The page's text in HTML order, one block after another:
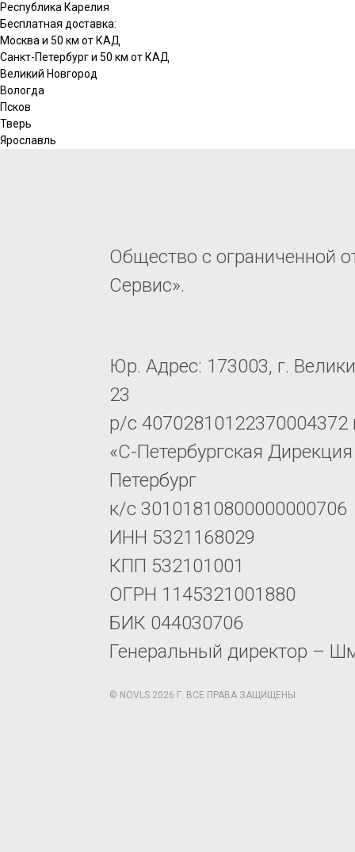
Республика Карелия
Бесплатная доставка:
Москва и 50 км от КАД
Санкт-Петербург и 50 км от КАД
Великий Новгород
Вологда
Псков
Тверь
Ярославль
Общество с ограниченной
Сервис».
Юр. Адрес: 173003, г.
23
р/с
«С-Петербургская
Петербург
к/с 30101810800000000706
ИНН 5321168029
КПП 532101001
ОГРН 1145321001880
БИК 044030706
Генеральный директор –
© NOVLS 2026 Г. ВСЕ ПРАВА ЗАЩИЩЕНЫ